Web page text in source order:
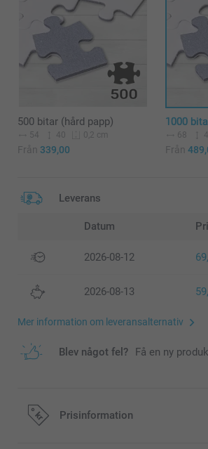
500 bitar (hård papp)
54 40 0,2 cm
Från 339,00
1000
68
Från
Leverans
Datum
2026-08-12
2026-08-13
Mer information om leveransalternativ
Blev något fel? Få en ny
Prisinformation